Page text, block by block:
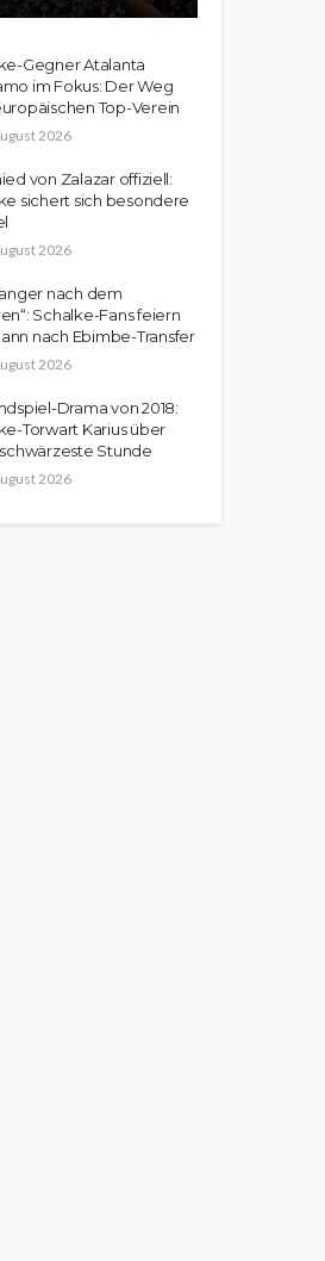
Gegner Atalanta
im Fokus: Der Weg
Top-Verein
2026
von Zalazar offiziell:
sichert sich besondere
2026
nach dem
Schalke-Fans feiern
nach Ebimbe-Transfer
2026
Drama von 2018:
Torwart Karius über
Stunde
2026